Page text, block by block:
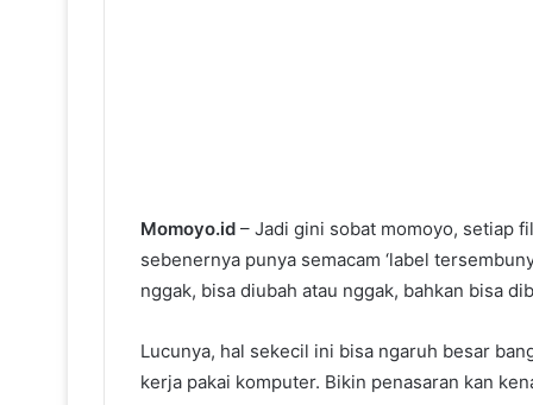
Momoyo.id – Jadi gini sobat momoyo, setiap
sebenernya punya semacam ‘label
nggak, bisa diubah atau nggak, bahkan bisa
Lucunya, hal sekecil ini bisa ngaruh besar
kerja pakai komputer. Bikin penasaran kan